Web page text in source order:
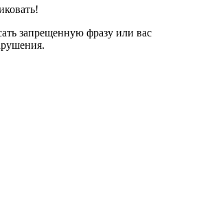
запрещенную фразу или вас